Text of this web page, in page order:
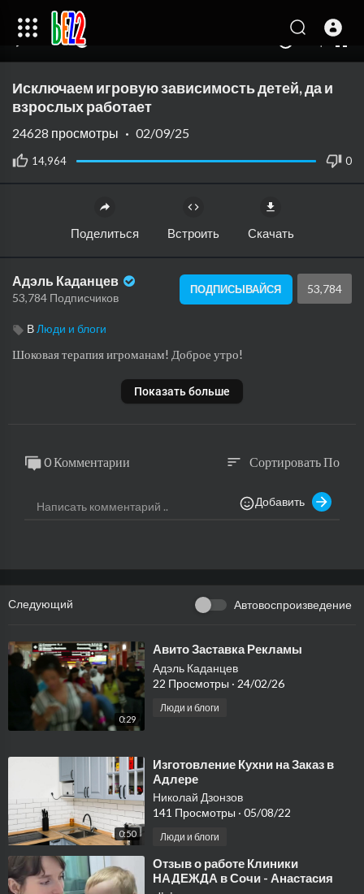
00:00
auto
Исключаем игровую зависимость детей, да и
взрослых работает
14,964 0
24628 просмотры · 02/09/25
Поделиться Встроить Скачать
Адэль Каданцев
53,784 Подписчиков
ПОДПИСЫВАЙСЯ 53,784
В Люди и блоги
Шоковая терапия игроманам! Доброе утро!
Показать больше
0 Комментарии sort Сортировать По
Добавить
Следующий Автовоспроизведение
0:29
⁣Авито Заставка Рекламы
Адэль Каданцев
22 Просмотры · 24/02/26
Люди и блоги
0:50
⁣Изготовление Кухни на Заказ в
Адлере
Николай Дзонзов
141 Просмотры · 05/08/22
Люди и блоги
⁣Отзыв о работе Клиники
НАДЕЖДА в Сочи - Анастасия